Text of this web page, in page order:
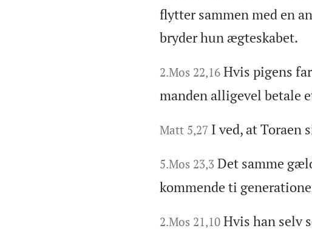
flytter sammen med en
bryder hun ægteskabet.
2.Mos 22,16 Hvis pigens
manden alligevel betale
Matt 5,27 I ved, at Toraen
5.Mos 23,3 Det samme
kommende ti
2.Mos 21,10 Hvis han selv